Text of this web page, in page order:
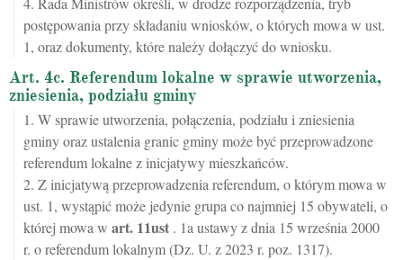
postępowania przy składaniu wniosków, o których mowa w ust.
1, oraz dokumenty, które należy dołączyć do wniosku.
Art. 4c. Referendum lokalne w sprawie utworzenia,
zniesienia, podziału gminy
1. W sprawie utworzenia, połączenia, podziału i zniesienia
gminy oraz ustalenia granic gminy może być przeprowadzone
referendum lokalne z inicjatywy mieszkańców.
2. Z inicjatywą przeprowadzenia referendum, o którym mowa w
ust. 1, wystąpić może jedynie grupa co najmniej 15 obywateli, o
której mowa w art. 11ust . 1a ustawy z dnia 15 września 2000
r. o referendum lokalnym (Dz. U. z 2023 r. poz. 1317).